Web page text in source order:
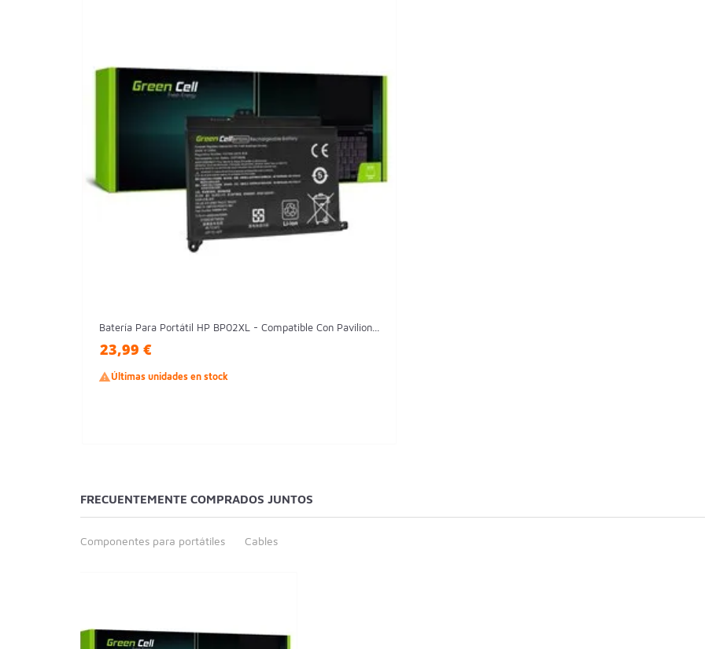
Batería Para Portátil HP BP02XL - Compatible Con Pavilion...
23,99 €
Últimas unidades en stock
FRECUENTEMENTE COMPRADOS JUNTOS
Componentes para portátiles Cables